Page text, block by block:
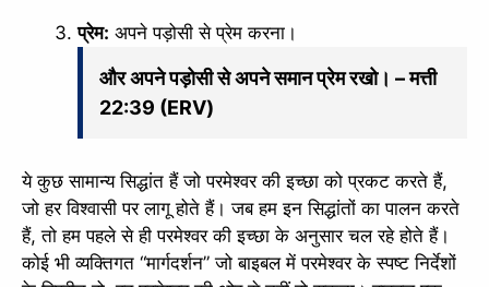
प्रेम: अपने पड़ोसी से प्रेम करना।
और अपने पड़ोसी से अपने समान प्रेम रखो। – मत्ती
22:39 (ERV)
ये कुछ सामान्य सिद्धांत हैं जो परमेश्वर की इच्छा को प्रकट करते हैं,
जो हर विश्वासी पर लागू होते हैं। जब हम इन सिद्धांतों का पालन करते
हैं, तो हम पहले से ही परमेश्वर की इच्छा के अनुसार चल रहे होते हैं।
कोई भी व्यक्तिगत “मार्गदर्शन” जो बाइबल में परमेश्वर के स्पष्ट निर्देशों